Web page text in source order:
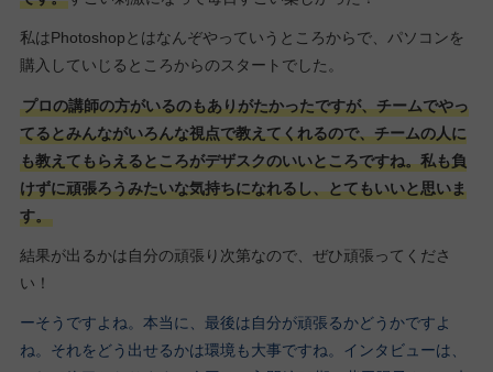
私はPhotoshopとはなんぞやっていうところからで、パソコンを
購入していじるところからのスタートでした。
プロの講師の方がいるのもありがたかったですが、チームでやっ
てるとみんながいろんな視点で教えてくれるので、チームの人に
も教えてもらえるところがデザスクのいいところですね。私も負
けずに頑張ろうみたいな気持ちになれるし、とてもいいと思いま
す。
結果が出るかは自分の頑張り次第なので、ぜひ頑張ってくださ
い！
ーそうですよね。本当に、最後は自分が頑張るかどうかですよ
ね。それをどう出せるかは環境も大事ですね。インタビューは、